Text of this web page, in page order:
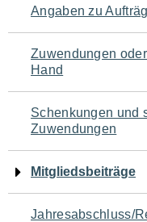
Angaben zu
Zuwendungen
Hand
Schenkungen und
Zuwendungen
Mitgliedsbeiträge
Jahresabschluss/